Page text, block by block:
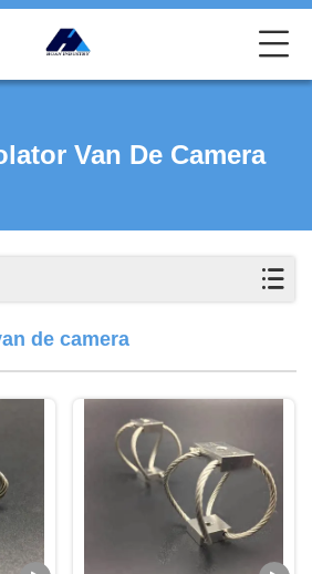
Van De Camera
de camera